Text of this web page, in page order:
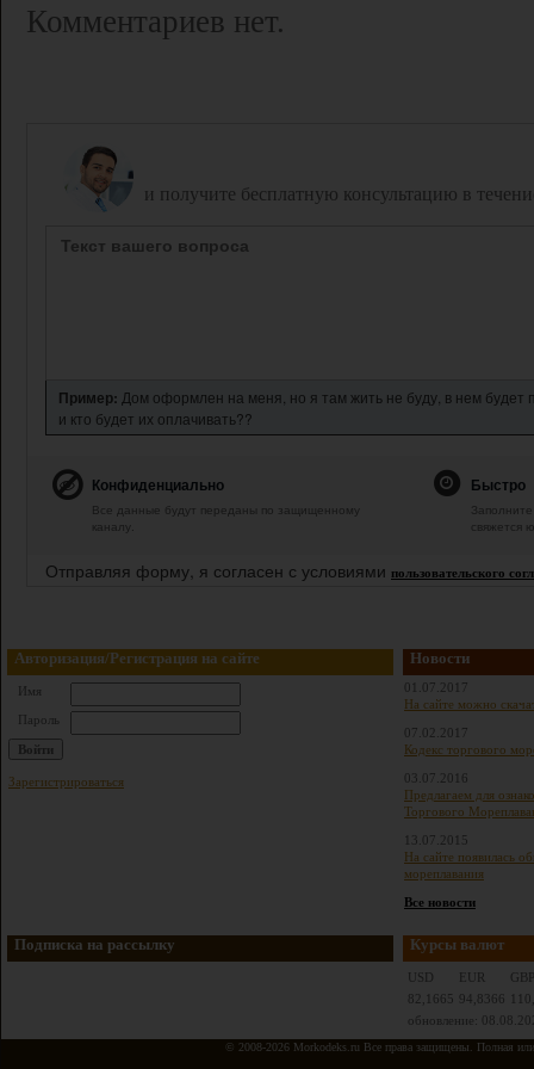
Комментариев нет.
и получите бесплатную консультацию в
Пример: Дом оформлен на меня, но я там жить не буду, в нем будет
и кто будет их оплачивать??
Конфиденциально
Все данные будут переданы по защищенному
каналу.
Быстро
свяжется
Отправляя форму, я согласен с условиями пользовательского
Авторизация/Регистрация на сайте
Имя
Пароль
Зарегистрироваться
Новости
01.07.2017
На сайте можно
07.02.2017
Кодекс торгового
03.07.2016
Предлагаем для
Торгового
13.07.2015
На сайте появилась
мореплавания
Все новости
Подписка на рассылку Курсы валют
USD EUR
GBP
82,1665
94,8366
обновление:
© 2008-2026 Morkodeks.ru Все права защищены. Полная или